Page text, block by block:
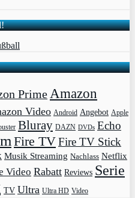
PrimeAmazon
Video Android Angebot Apple
Bluray DAZN DVDs Echo
Fire TVFire TV Stick
Musik Streaming Nachlass Netflix
Video Rabatt Reviews Serie
TV Ultra Ultra HD Video